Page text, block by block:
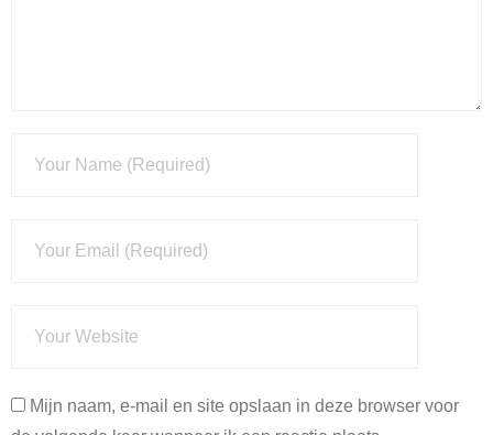
Mijn naam, e-mail en site opslaan in deze browser voor